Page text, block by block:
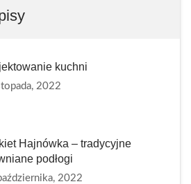
kuchni
2022
Hajnówka – tradycyjne
podłogi
2022